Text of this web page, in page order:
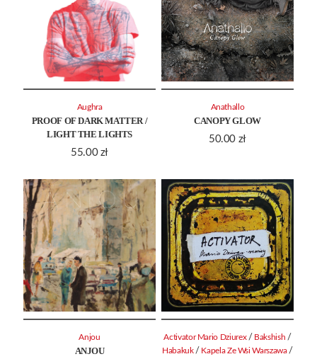
PROOF OF DARK MATTER /
LIGHT THE LIGHTS
55.00 zł
Aughra
CANOPY GLOW
50.00 zł
Anathallo
ANJOU
Anjou Activator Mario Dziurex / Bakshish /
Habakuk / Kapela Ze Wsi Warszawa /